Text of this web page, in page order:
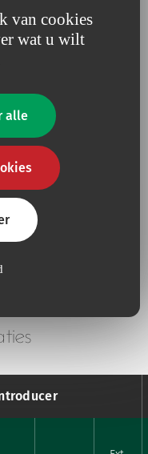
van cookies
wat u wilt
alle
hebt, deel dan